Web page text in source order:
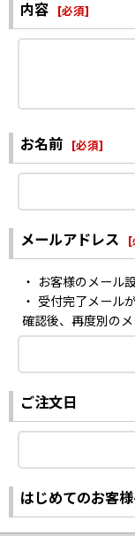
内容 [必須]
お名前 [必須]
メールアドレス [
・ お客様のメール
・ 受付完了メール
確認後、再度別の
ご注文日
はじめてのお客